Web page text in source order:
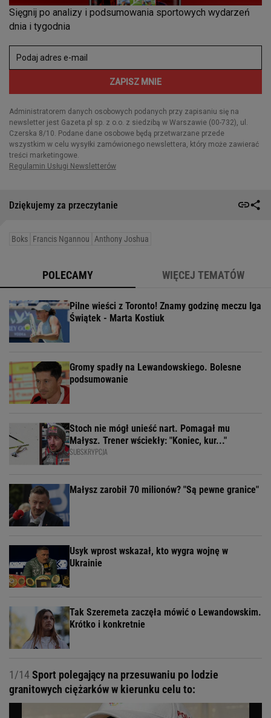
Dziękujemy za przeczytanie
Boks Francis Ngannou Anthony Joshua
POLECAMY WIĘCEJ TEMATÓW
Pilne wieści z Toronto! Znamy godzinę meczu Iga
Świątek - Marta Kostiuk
Gromy spadły na Lewandowskiego. Bolesne
podsumowanie
Stoch nie mógł unieść nart. Pomagał mu
Małysz. Trener wściekły: "Koniec, kur..."
SUBSKRYPCJA
Małysz zarobił 70 milionów? "Są pewne granice"
Usyk wprost wskazał, kto wygra wojnę w
Ukrainie
Tak Szeremeta zaczęła mówić o Lewandowskim.
Krótko i konkretnie
1/14Sport polegający na przesuwaniu po lodzie
granitowych ciężarków w kierunku celu to: